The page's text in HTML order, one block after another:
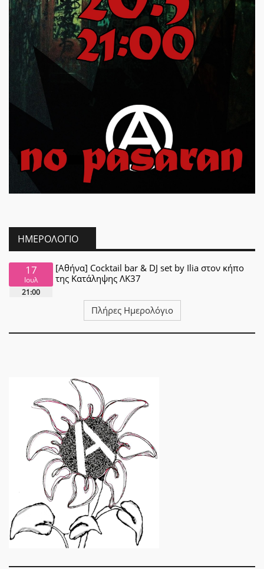
ΗΜΕΡΟΛΌΓΙΟ
17
Ιουλ
21:00
[Αθήνα] Cocktail bar & DJ set by Ilia στον κήπο
της Κατάληψης ΛΚ37
Πλήρες Ημερολόγιο